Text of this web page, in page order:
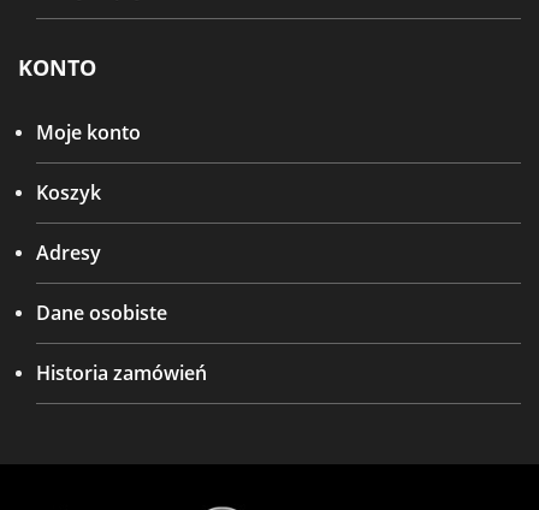
KONTO
Moje konto
Koszyk
Adresy
Dane osobiste
Historia zamówień